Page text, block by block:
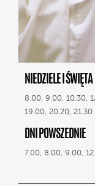
NIEDZIELE I ŚWIĘTA
8.00, 9.00, 10.30,
19.00, 20.20, 21.30
DNI POWSZEDNIE
7.00, 8.00, 9.00,